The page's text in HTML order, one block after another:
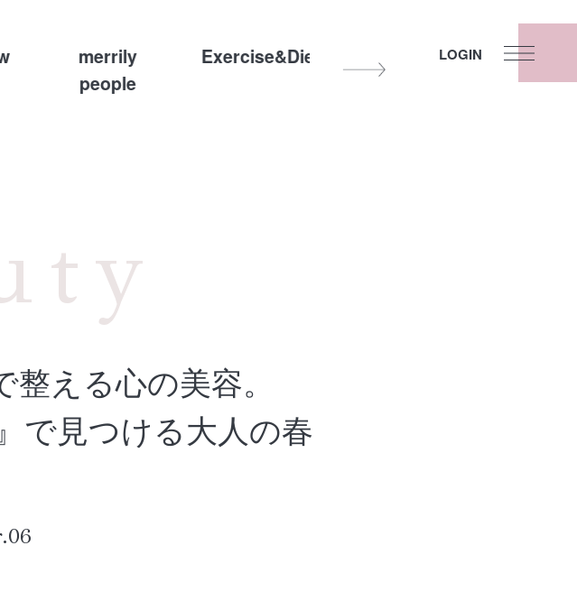
merrily
people
Exercise&Diet Other Fortune
LOGIN
える心の美容。
で見つける大人の春